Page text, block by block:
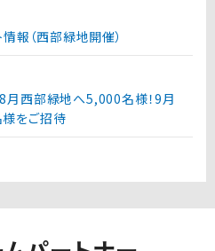
報（西部緑地開催）
8月西部緑地へ5,000名様！9月
をご招待